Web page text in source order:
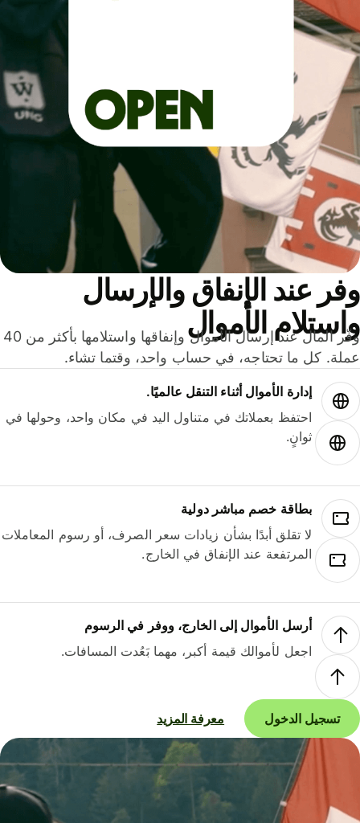
عند الإنفاق والإرسال
الأموال
وفّر المال عند إرسال الأموال وإنفاقها واستلامها بأكثر من 40
كل ما تحتاجه، في حساب واحد، وقتما تشاء.
إدارة الأموال أثناء التنقل عالميًا.
احتفظ بعملاتك في متناول اليد في مكان واحد، وحولها في
ثوانٍ.
بطاقة خصم مباشر دولية
لا تقلق أبدًا بشأن زيادات سعر الصرف، أو رسوم المعاملات
المرتفعة عند الإنفاق في الخارج.
أرسل الأموال إلى الخارج، ووفر في الرسوم
اجعل لأموالك قيمة أكبر، مهما بَعُدت المسافات.
تسجيل الدخول معرفة المزيد